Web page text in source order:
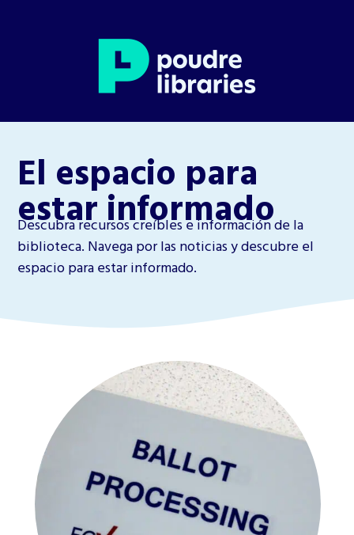
El espacio para
estar informado
Descubra recursos creíbles e información de la
biblioteca. Navega por las noticias y descubre el
espacio para estar informado.